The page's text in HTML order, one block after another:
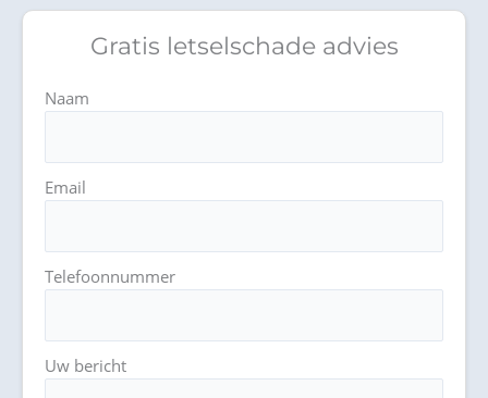
Gratis letselschade advies
Naam
Email
Telefoonnummer
Uw bericht